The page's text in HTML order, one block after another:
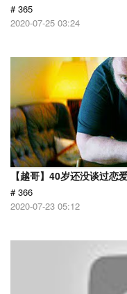
# 365
2020-07-25 03:24
【越哥】40岁还没谈过恋
# 366
2020-07-23 05:12